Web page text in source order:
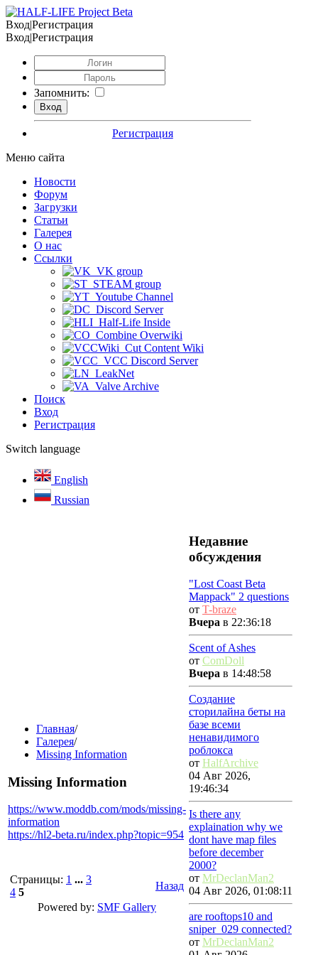
Вход|Регистрация
Вход|Регистрация
Запомнить:
Регистрация
Меню сайта
Новости
Форум
Загрузки
Статьи
Галерея
О нас
Ссылки
VK group
STEAM group
Youtube Channel
Discord Server
Half-Life Inside
Combine Overwiki
Cut Content Wiki
VCC Discord Server
LeakNet
Valve Archive
Поиск
Вход
Регистрация
Switch language
English
Russian
Главная/
Галерея/
Missing Information
Missing Information
https://www.moddb.com/mods/missing-
information
https://hl2-beta.ru/index.php?topic=954
Страницы: 1 ... 3
4 5
Назад
Powered by: SMF Gallery
Недавние
обсуждения
"Lost Coast Beta
Mappack" 2 questions
от T-braze
Вчера в 22:36:18
Scent of Ashes
от ComDoll
Вчера в 14:48:58
Создание
сторилайна беты на
базе всеми
ненавидимого
роблокса
от HalfArchive
04 Авг 2026,
19:46:34
Is there any
explaination why we
dont have map files
before december
2000?
от MrDeclanMan2
04 Авг 2026, 01:08:11
are rooftops10 and
sniper_029 connected?
от MrDeclanMan2